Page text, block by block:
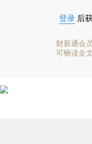
登录 后
财新通会
可畅读全